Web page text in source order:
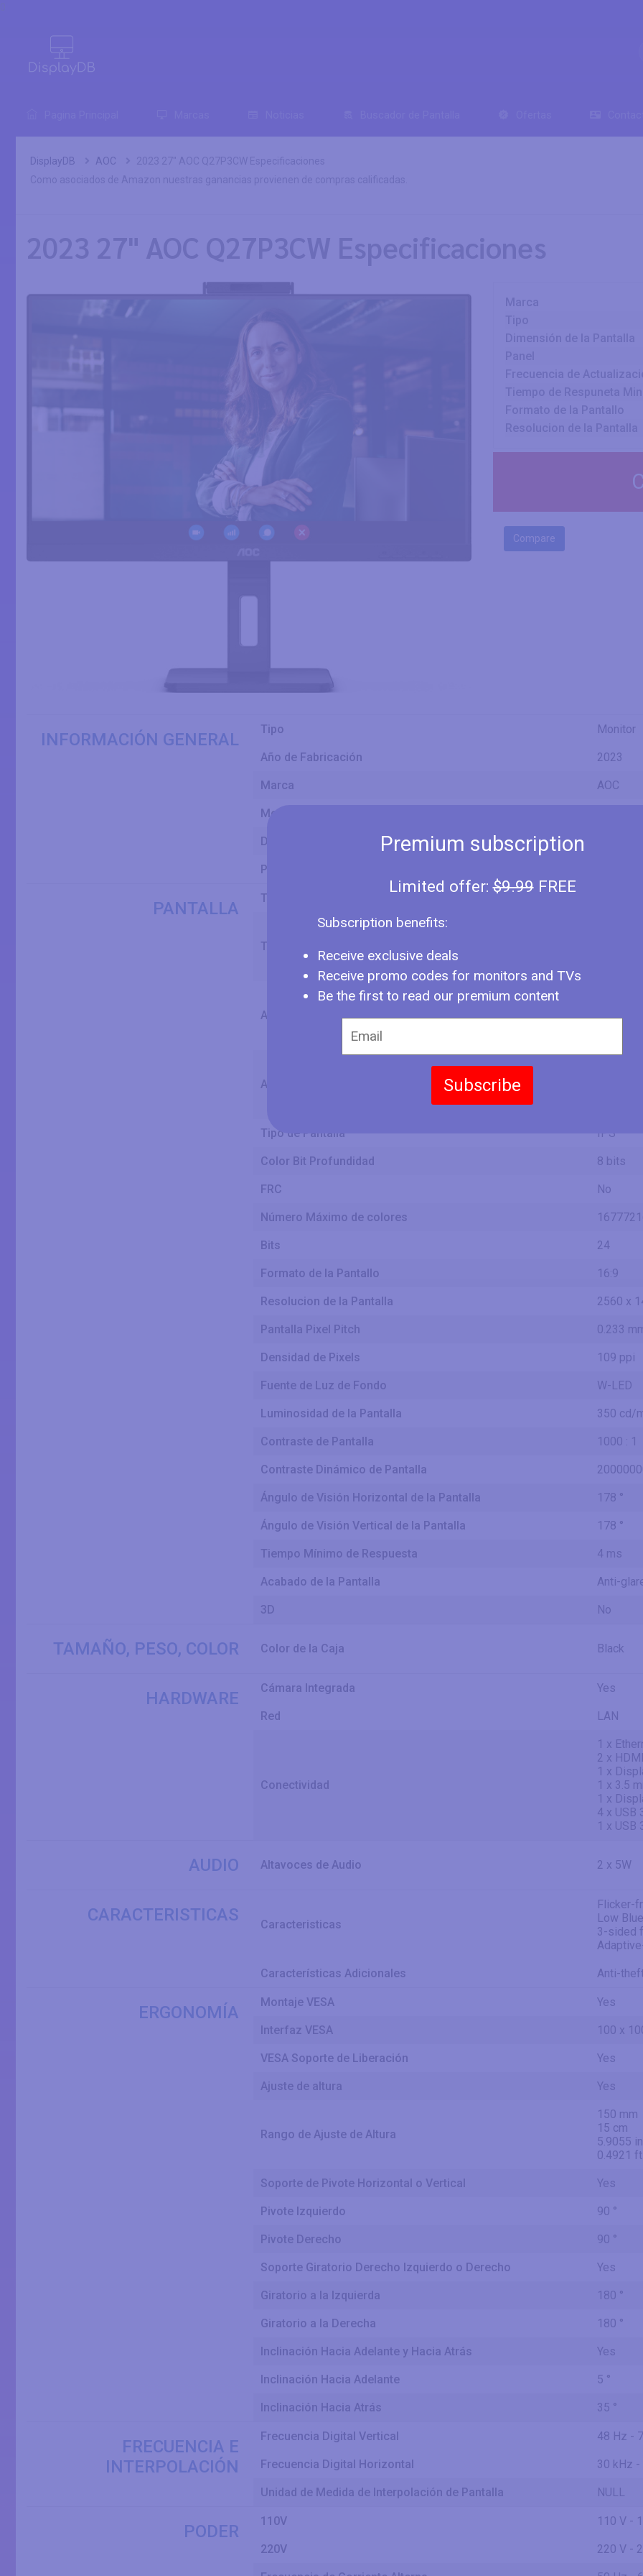
Premium subscription
Limited offer:$9.99FREE
Subscription benefits:
Receive exclusive deals
Receive promo codes for monitors and TVs
Be the first to read our premium content
Subscribe
DisplayDB AOC
2023 27" AOC Q27P3CW Especificaciones
Como asociados de Amazon nuestras ganancias provienen de compras calificadas.
2023 27" AOC Q27P3CW Especificaciones
Marca
Dimensión de la Pantalla
Frecuencia de
Formato de la Pantallo
Compare
INFORMACIÓN GENERAL
Tipo Monitor
Año de Fabricación 2023
Marca AOC
Modelo
Dimensión de la Pantalla
Panel
PANTALLA
Tamaño
Tamaño Diagonal
Ancho de Pantalla
596.736
Altura de Pantalla
Tipo de Pantalla IPS
Color Bit Profundidad 8 bits
FRC No
Número Máximo de colores
Bits 24
Formato de la Pantallo 16:9
Resolucion de la Pantalla 2560 x
Pantalla Pixel Pitch 0.233
Densidad de Pixels 109 ppi
Fuente de Luz de Fondo W-LED
Luminosidad de la Pantalla 350 cd/
Contraste de Pantalla 1000 : 1
Contraste Dinámico de Pantalla
Ángulo de Visión Horizontal de la Pantalla 178 °
Ángulo de Visión Vertical de la Pantalla 178 °
Tiempo Mínimo de Respuesta 4 ms
Acabado de la Pantalla Anti-
3D No
TAMAÑO, PESO, COLOR Color de la Caja Black
HARDWARE
Cámara Integrada Yes
Red LAN
Conectividad
1 x
2 x
1 x
1 x 3.5
1 x
4 x USB
1 x USB
AUDIO Altavoces de Audio 2 x 5W
CARACTERISTICAS Caracteristicas
Flicker-
Low
3-sided
Características Adicionales Anti-
ERGONOMÍA
Montaje VESA Yes
Interfaz VESA 100 x
VESA Soporte de Liberación Yes
Ajuste de altura Yes
Rango de Ajuste de Altura
150 mm
15 cm
5.9055 in
0.4921 ft
Soporte de Pivote Horizontal o Vertical Yes
Pivote Izquierdo 90 °
Pivote Derecho 90 °
Soporte Giratorio Derecho Izquierdo o Derecho Yes
Giratorio a la Izquierda 180 °
Giratorio a la Derecha 180 °
Inclinación Hacia Adelante y Hacia Atrás Yes
Inclinación Hacia Adelante 5 °
Inclinación Hacia Atrás 35 °
FRECUENCIA E
INTERPOLACIÓN
Frecuencia Digital Vertical 48 Hz -
Frecuencia Digital Horizontal 30 kHz
Unidad de Medida de Interpolación de Pantalla NULL
PODER
110V 110 V -
220V 220 V -